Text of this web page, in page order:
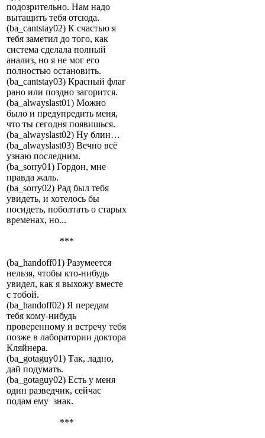
подозрительно. Нам надо
вытащить тебя отсюда.
(ba_cantstay02) К счастью я
тебя заметил до того, как
система сделала полный
анализ, но я не мог его
полностью остановить.
(ba_cantstay03) Красный флаг
рано или поздно загорится.
(ba_alwayslast01) Можно
было и предупредить меня,
что ты сегодня появишься.
(ba_alwayslast02) Ну блин…
(ba_alwayslast03) Вечно всё
узнаю последним.
(ba_sorry01) Гордон, мне
правда жаль.
(ba_sorry02) Рад был тебя
увидеть, и хотелось бы
посидеть, поболтать о старых
временах, но...
***
(ba_handoff01) Разумеется
нельзя, чтобы кто-нибудь
увидел, как я выхожу вместе
с тобой.
(ba_handoff02) Я передам
тебя кому-нибудь
проверенному и встречу тебя
позже в лаборатории доктора
Кляйнера.
(ba_gotaguy01) Так, ладно,
дай подумать.
(ba_gotaguy02) Есть у меня
один разведчик, сейчас
подам ему знак.
***